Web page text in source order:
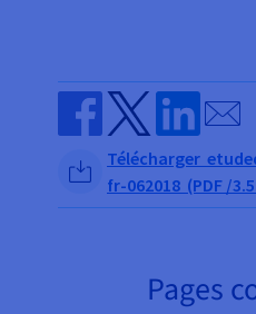
Share on Facebook
Share on Twitter
Share on
Télécharger
fr-062018 (PDF /
Pages